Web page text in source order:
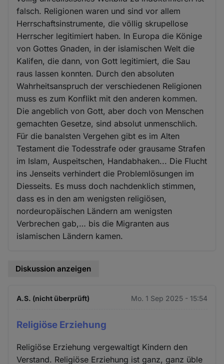
falsch. Religionen waren und sind vor allem
Herrschaftsinstrumente, die völlig skrupellose
Herrscher legitimiert haben. In Europa die Könige
von Gottes Gnaden, in der islamischen Welt die
Kalifen, die dann, von Gott legitimiert, die Sau
raus lassen konnten. Durch den absoluten
Wahrheitsanspruch der verschiedenen Religionen
muss es zum Konflikt mit den anderen kommen.
Die angeblich von Gott, aber doch von Menschen
gemachten Gesetze, sind absolut unmenschlich.
Für die banalsten Vergehen gibt es im Alten
Testament die Todesstrafe oder grausame Strafen
im Islam, Auspeitschen, Handabhaken... Die Flucht
ins Jenseits verhindert die Problemlösungen im
Diesseits. Es muss doch nachdenklich stimmen,
dass es in den am wenigsten religiösen,
nordeuropäischen Ländern am wenigsten
Verbrechen gab,… bis die Migranten aus
islamischen Ländern kamen.
Diskussion anzeigen
A.S. (nicht überprüft) Mo. 1 Sep 2025 - 15:54
Religiöse Erziehung
Religiöse Erziehung vergewaltigt Kindern den
Verstand. Religiöse Erziehung ist ganz, ganz üble